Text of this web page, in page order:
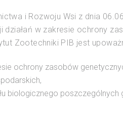
i Rozwoju Wsi z dnia
w zakresie ochrony
Zootechniki PIB jest
ochrony zasobów
biologicznego